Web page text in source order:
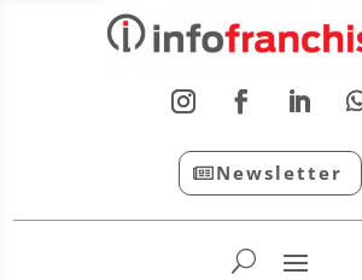
Newsletter